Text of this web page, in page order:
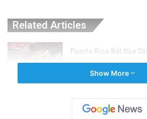
Related Articles
Puerto Rico Bắt Đầu
Nghiệt”
1 day ago
Show More